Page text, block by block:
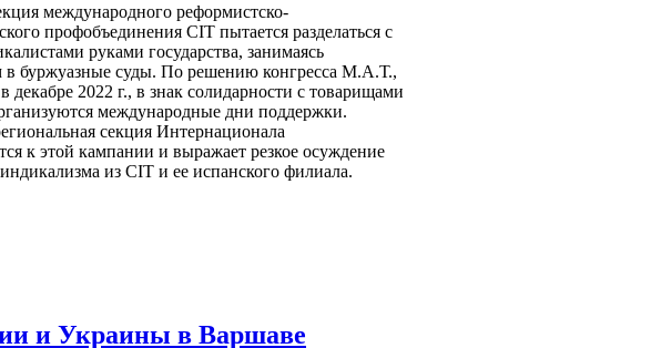
международного реформистско-
профобъединения CIT пытается разделаться с
руками государства, занимаясь
в буржуазные суды. По решению конгресса М.А.Т.,
декабре 2022 г., в знак солидарности с товарищами
международные дни поддержки.
секция Интернационала
к этой кампании и выражает резкое осуждение
из CIT и ее испанского филиала.
и Украины в Варшаве